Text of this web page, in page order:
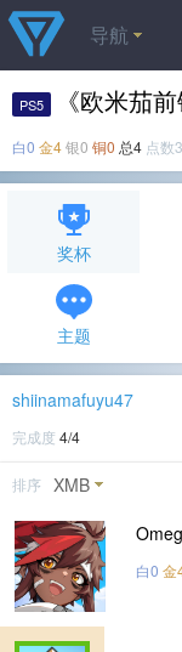
导航
PS5 《欧米茄
白0 金4银0 铜0 总4 点
奖杯
主题
shiinamafuyu47
完成度 4/4
排序 XMB
白0 金